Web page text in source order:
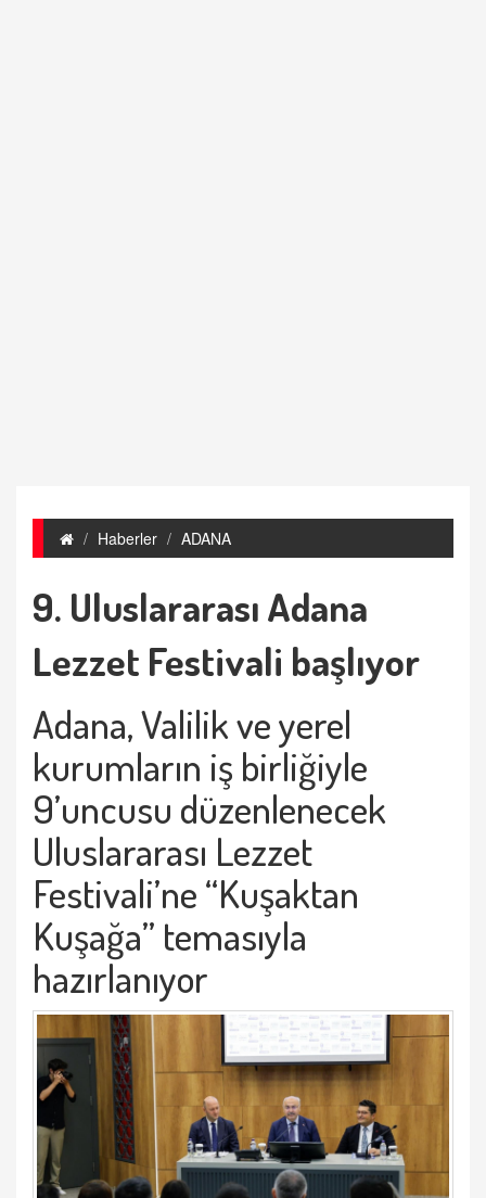
Haberler ADANA
9. Uluslararası Adana
Lezzet Festivali başlıyor
Adana, Valilik ve yerel
kurumların iş birliğiyle
9’uncusu düzenlenecek
Uluslararası Lezzet
Festivali’ne “Kuşaktan
Kuşağa” temasıyla
hazırlanıyor